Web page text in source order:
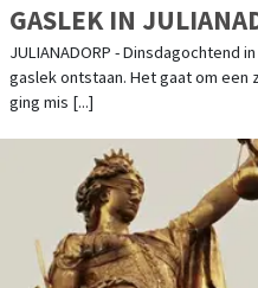
GASLEK IN
JULIANADORP - Dinsdagochtend
gaslek ontstaan. Het gaat om
ging mis [...]